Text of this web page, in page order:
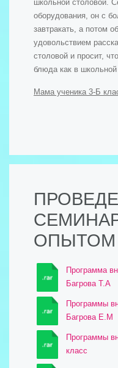
школьной столовой.
оборудования, он с
завтракать, а потом
удовольствием
столовой и просит,
блюда как в школьной
Мама ученика 3-Б
ОПЫТОМ
Программа
Багрова Т.А
Программы
Багрова Е.М
Программы
класс